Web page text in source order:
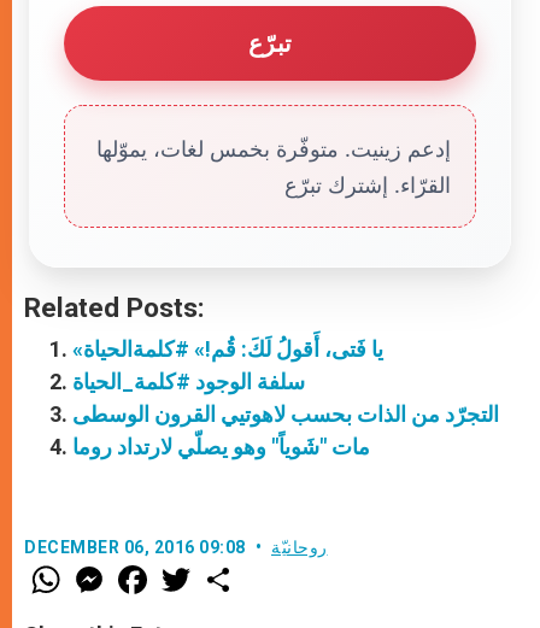
تبرّع
إدعم زينيت. متوفّرة بخمس لغات، يموّلها
القرّاء. إشترك تبرّع
Related Posts:
«يا فَتى، أَقولُ لَكَ: قُم!» #كلمةالحياة
سلفة الوجود #كلمة_الحياة
التجرّد من الذات بحسب لاهوتيي القرون الوسطى
مات "شَوياً" وهو يصلّي لارتداد روما
DECEMBER 06, 2016 09:08 روحانيّة
W
h
M
e
F
a w